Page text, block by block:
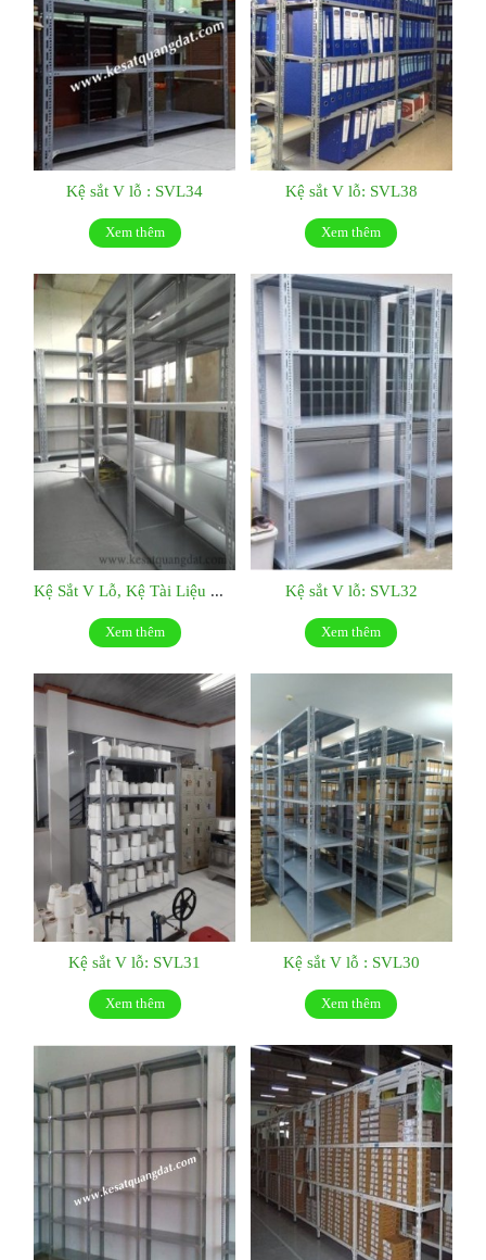
Kệ sắt V lỗ : SVL34
Xem thêm
Kệ sắt V lỗ: SVL38
Xem thêm
Kệ Sắt V Lỗ, Kệ Tài Liệu Giá Tốt Tại Tp.hcm : SVL52
Xem thêm
Kệ sắt V lỗ: SVL32
Xem thêm
Kệ sắt V lỗ: SVL31
Xem thêm
Kệ sắt V lỗ : SVL30
Xem thêm